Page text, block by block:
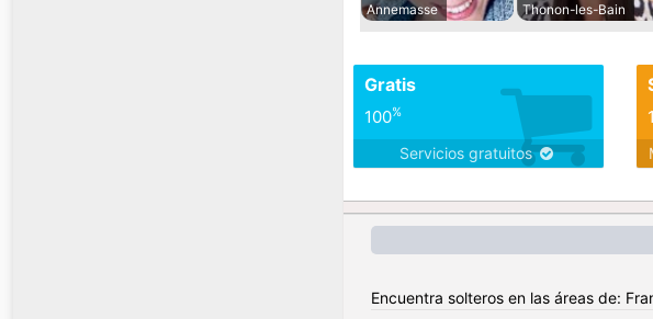
Annemasse
Thonon-les-Bain
Gratis
100%
Servicios gratuitos
Encuentra solteros en las áreas de: